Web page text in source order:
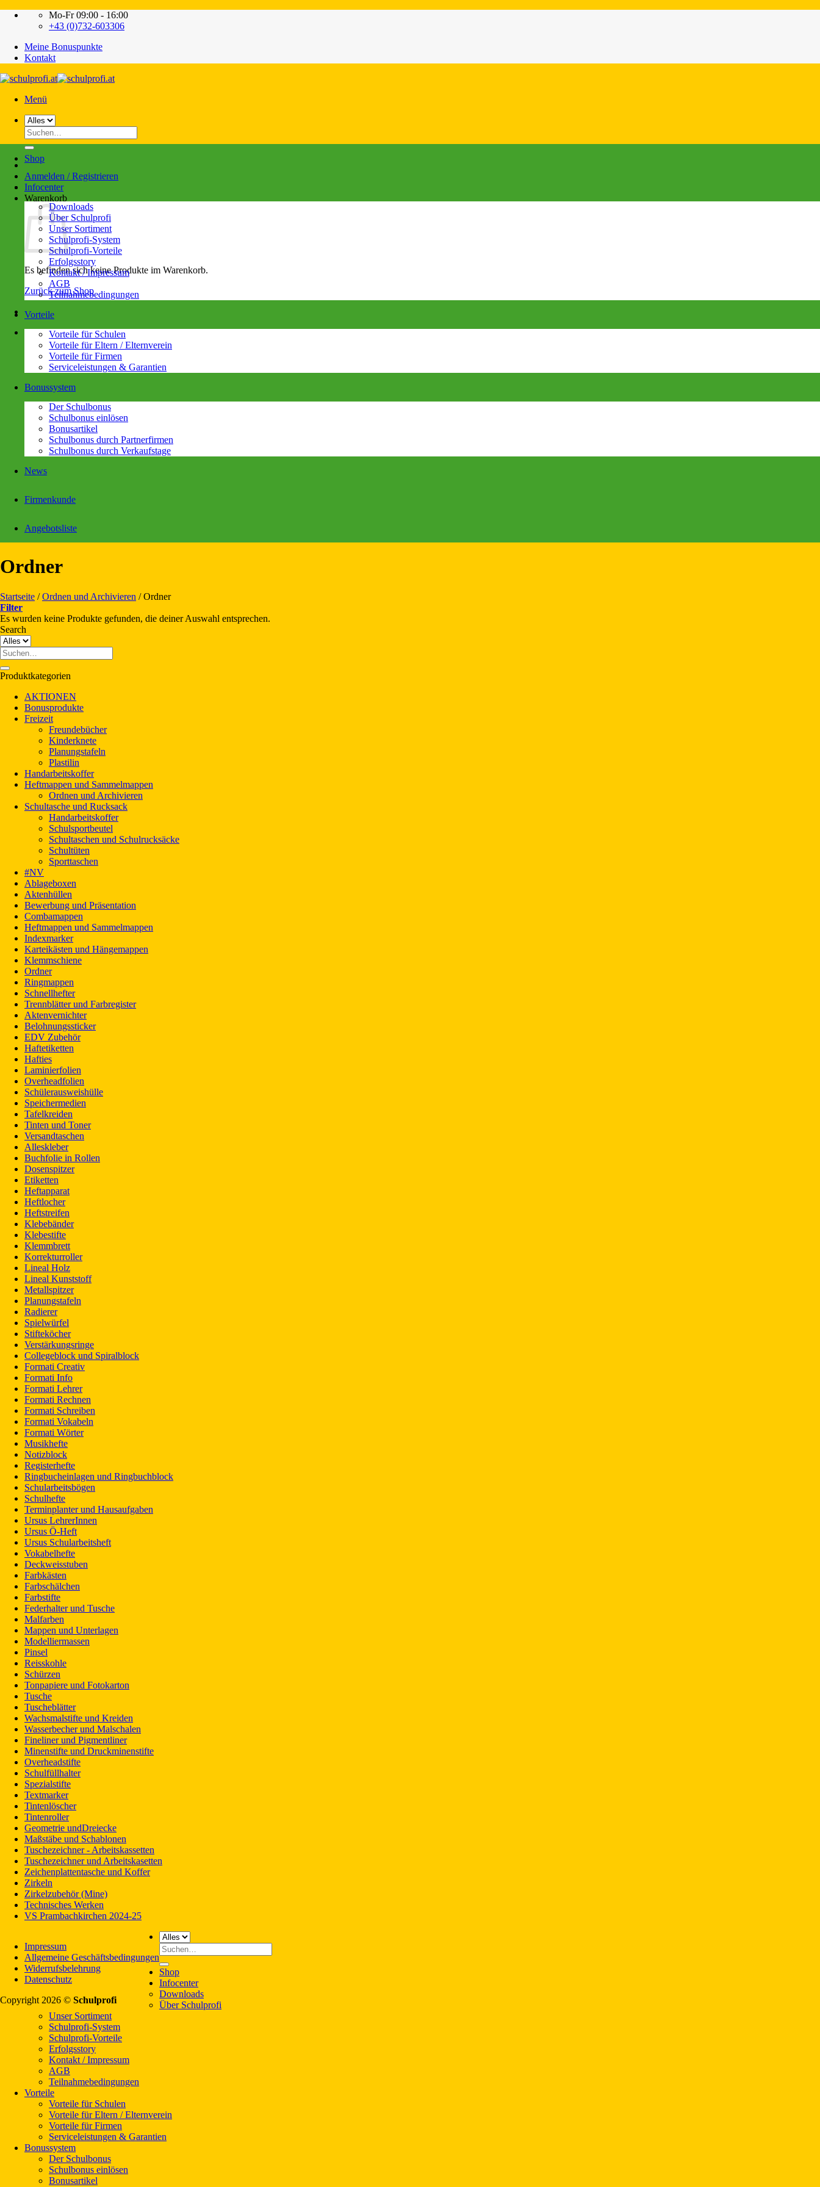
Zum
Mo-Fr 09:00 - 16:00
+43 (0)732-603306
Meine Bonuspunkte
Kontakt
Menü
Suche
nach:
Anmelden / Registrieren
Warenkorb
Es befinden sich keine Produkte im Warenkorb.
Zurück zum Shop
Shop
Infocenter
Downloads
Über Schulprofi
Unser Sortiment
Schulprofi-System
Schulprofi-Vorteile
Erfolgsstory
Kontakt / Impressum
AGB
Teilnahmebedingungen
Vorteile
Vorteile für Schulen
Vorteile für Eltern / Elternverein
Vorteile für Firmen
Serviceleistungen & Garantien
Bonussystem
Der Schulbonus
Schulbonus einlösen
Bonusartikel
Schulbonus durch Partnerfirmen
Schulbonus durch Verkaufstage
News
Firmenkunde
Angebotsliste
Ordner
Startseite / Ordnen und Archivieren /Ordner
Filter
Es wurden keine Produkte gefunden, die deiner Auswahl entsprechen.
Search
Suche
nach:
Produktkategorien
AKTIONEN
Bonusprodukte
Freizeit
Freundebücher
Kinderknete
Planungstafeln
Plastilin
Handarbeitskoffer
Heftmappen und Sammelmappen
Ordnen und Archivieren
Schultasche und Rucksack
Handarbeitskoffer
Schulsportbeutel
Schultaschen und Schulrucksäcke
Schultüten
Sporttaschen
#NV
Ablageboxen
Aktenhüllen
Bewerbung und Präsentation
Combamappen
Heftmappen und Sammelmappen
Indexmarker
Karteikästen und Hängemappen
Klemmschiene
Ordner
Ringmappen
Schnellhefter
Trennblätter und Farbregister
Aktenvernichter
Belohnungssticker
EDV Zubehör
Haftetiketten
Hafties
Laminierfolien
Overheadfolien
Schülerausweishülle
Speichermedien
Tafelkreiden
Tinten und Toner
Versandtaschen
Alleskleber
Buchfolie in Rollen
Dosenspitzer
Etiketten
Heftapparat
Heftlocher
Heftstreifen
Klebebänder
Klebestifte
Klemmbrett
Korrekturroller
Lineal Holz
Lineal Kunststoff
Metallspitzer
Planungstafeln
Radierer
Spielwürfel
Stifteköcher
Verstärkungsringe
Collegeblock und Spiralblock
Formati Creativ
Formati Info
Formati Lehrer
Formati Rechnen
Formati Schreiben
Formati Vokabeln
Formati Wörter
Musikhefte
Notizblock
Registerhefte
Ringbucheinlagen und Ringbuchblock
Schularbeitsbögen
Schulhefte
Terminplanter und Hausaufgaben
Ursus LehrerInnen
Ursus Ö-Heft
Ursus Schularbeitsheft
Vokabelhefte
Deckweisstuben
Farbkästen
Farbschälchen
Farbstifte
Federhalter und Tusche
Malfarben
Mappen und Unterlagen
Modelliermassen
Pinsel
Reisskohle
Schürzen
Tonpapiere und Fotokarton
Tusche
Tuscheblätter
Wachsmalstifte und Kreiden
Wasserbecher und Malschalen
Fineliner und Pigmentliner
Minenstifte und Druckminenstifte
Overheadstifte
Schulfüllhalter
Spezialstifte
Textmarker
Tintenlöscher
Tintenroller
Geometrie undDreiecke
Maßstäbe und Schablonen
Tuschezeichner - Arbeitskassetten
Tuschezeichner und Arbeitskasetten
Zeichenplattentasche und Koffer
Zirkeln
Zirkelzubehör (Mine)
Technisches Werken
VS Prambachkirchen 2024-25
Impressum
Allgemeine Geschäftsbedingungen
Widerrufsbelehrung
Datenschutz
Copyright 2026 © Schulprofi
Suche
nach:
Shop
Infocenter
Downloads
Über Schulprofi
Unser Sortiment
Schulprofi-System
Schulprofi-Vorteile
Erfolgsstory
Kontakt / Impressum
AGB
Teilnahmebedingungen
Vorteile
Vorteile für Schulen
Vorteile für Eltern / Elternverein
Vorteile für Firmen
Serviceleistungen & Garantien
Bonussystem
Der Schulbonus
Schulbonus einlösen
Bonusartikel